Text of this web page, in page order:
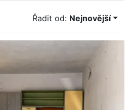
Řadit od: Nejnovější